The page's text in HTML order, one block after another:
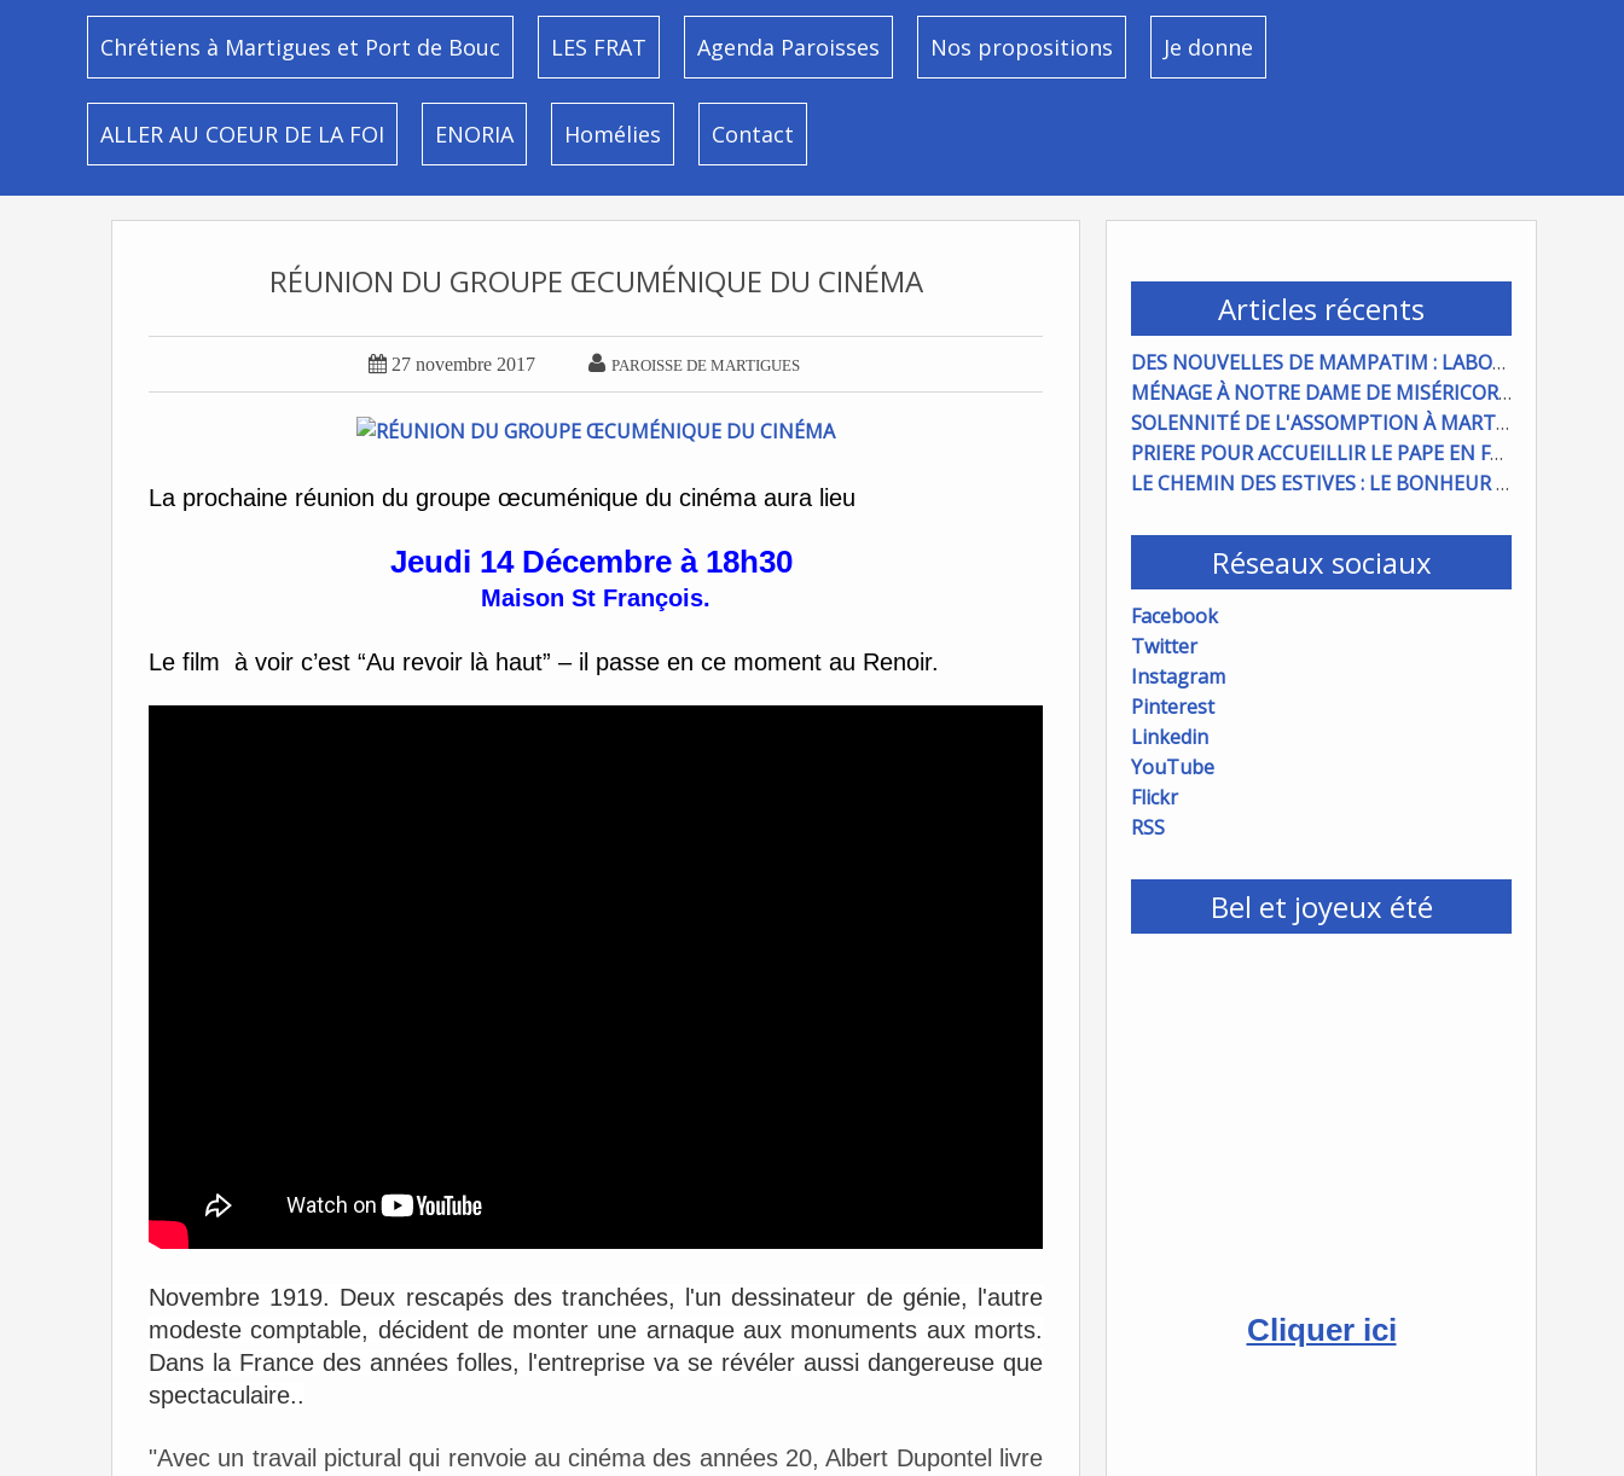
Chrétiens à Martigues et Port de Bouc LES FRAT Agenda Paroisses Nos propositions Je donne
ALLER AU COEUR DE LA FOI ENORIA Homélies Contact
Articles récents
DES NOUVELLES DE MAMPATIM : LABOUR DU CHAMP PAROISSIAL
MÉNAGE À NOTRE DAME DE MISÉRICORDE : ON COMPTE SUR VOUS !
SOLENNITÉ DE L'ASSOMPTION À MARTIGUES ET PORT DE BOUC
PRIERE POUR ACCUEILLIR LE PAPE EN FRANCE
LE CHEMIN DES ESTIVES : LE BONHEUR À PORTÉE DE MAIN
Réseaux sociaux
Facebook
Twitter
Instagram
Pinterest
Linkedin
YouTube
Flickr
RSS
Bel et joyeux été
Cliquer ici
RÉUNION DU GROUPE ŒCUMÉNIQUE DU CINÉMA
 27 novembre 2017  PAROISSE DE MARTIGUES
La prochaine réunion du groupe œcuménique du cinéma aura lieu
Jeudi 14 Décembre à 18h30
Maison St François.
Le film à voir c’est “Au revoir là haut” – il passe en ce moment au Renoir.
Novembre 1919. Deux rescapés des tranchées, l'un dessinateur de génie, l'autre
modeste comptable, décident de monter une arnaque aux monuments aux morts.
Dans la France des années folles, l'entreprise va se révéler aussi dangereuse que
spectaculaire..
"Avec un travail pictural qui renvoie au cinéma des années 20, Albert Dupontel livre